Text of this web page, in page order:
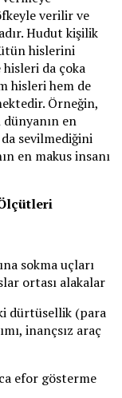
verilir ve
Hudut kişilik
hislerini
hisleri da çoka
hisleri hem de
Örneğin,
en
sevilmediğini
en makus insanı
sokma uçları
ortası alakalar
dürtüsellik (para
inançsız araç
efor gösterme